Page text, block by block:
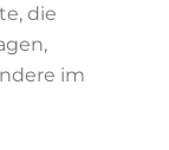
die
im